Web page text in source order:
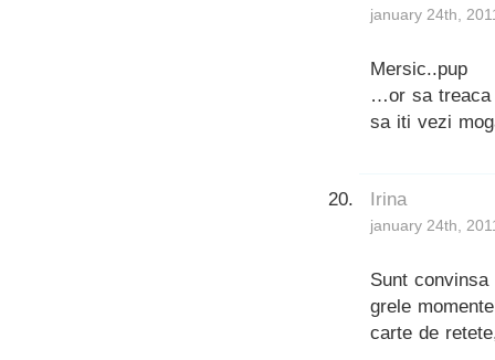
january 24th,
Mersic..pup
…or sa treaca
sa iti vezi
Irina
january 24th,
Sunt
grele
carte de